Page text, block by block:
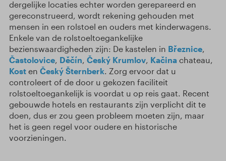
dergelijke locaties echter worden gerepareerd en
gereconstrueerd, wordt rekening gehouden met
mensen in een rolstoel en ouders met kinderwagens.
Enkele van de rolstoeltoegankelijke
bezienswaardigheden zijn: De kastelen in Březnice,
Častolovice, Děčín, Český Krumlov, Kačina chateau,
Kost en Český Šternberk. Zorg ervoor dat u
controleert of de door u gekozen faciliteit
rolstoeltoegankelijk is voordat u op reis gaat. Recent
gebouwde hotels en restaurants zijn verplicht dit te
doen, dus er zou geen probleem moeten zijn, maar
het is geen regel voor oudere en historische
voorzieningen.